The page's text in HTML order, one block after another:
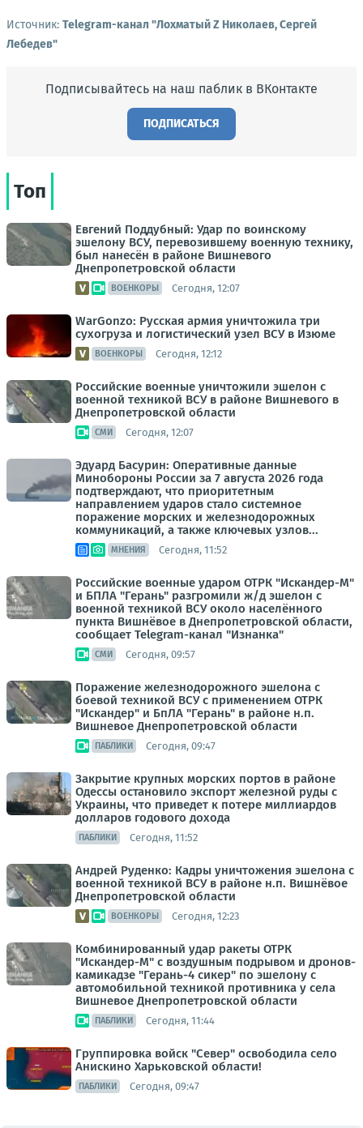
Источник: Telegram-канал "Лохматый Z Николаев, Сергей
Лебедев"
Подписывайтесь на наш паблик в ВКонтакте
ПОДПИСАТЬСЯ
Топ
Евгений Поддубный: Удар по воинскому
эшелону ВСУ, перевозившему военную технику,
был нанесён в районе Вишневого
Днепропетровской области
ВОЕНКОРЫ Сегодня, 12:07
WarGonzo: Русская армия уничтожила три
сухогруза и логистический узел ВСУ в Изюме
ВОЕНКОРЫ Сегодня, 12:12
Российские военные уничтожили эшелон с
военной техникой ВСУ в районе Вишневого в
Днепропетровской области
СМИ Сегодня, 12:07
Эдуард Басурин: Оперативные данные
Минобороны России за 7 августа 2026 года
подтверждают, что приоритетным
направлением ударов стало системное
поражение морских и железнодорожных
коммуникаций, а также ключевых узлов...
МНЕНИЯ Сегодня, 11:52
Российские военные ударом ОТРК "Искандер-М"
и БПЛА "Герань" разгромили ж/д эшелон с
военной техникой ВСУ около населённого
пункта Вишнёвое в Днепропетровской области,
сообщает Telegram-канал "Изнанка"
СМИ Сегодня, 09:57
Поражение железнодорожного эшелона с
боевой техникой ВСУ с применением ОТРК
"Искандер" и БпЛА "Герань" в районе н.п.
Вишневое Днепропетровской области
ПАБЛИКИ Сегодня, 09:47
Закрытие крупных морских портов в районе
Одессы остановило экспорт железной руды с
Украины, что приведет к потере миллиардов
долларов годового дохода
ПАБЛИКИ Сегодня, 11:52
Андрей Руденко: Кадры уничтожения эшелона с
военной техникой ВСУ в районе н.п. Вишнёвое
Днепропетровской области
ВОЕНКОРЫ Сегодня, 12:23
Комбинированный удар ракеты ОТРК
"Искандер-М" с воздушным подрывом и дронов-
камикадзе "Герань-4 сикер" по эшелону с
автомобильной техникой противника у села
Вишневое Днепропетровской области
ПАБЛИКИ Сегодня, 11:44
Группировка войск "Север" освободила село
Анискино Харьковской области!
ПАБЛИКИ Сегодня, 09:47